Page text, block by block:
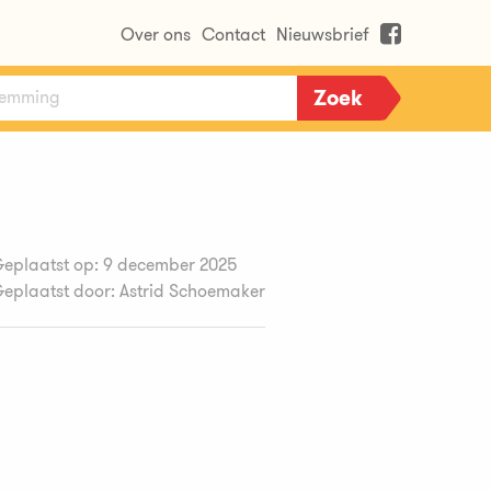
Over ons Contact Nieuwsbrief
op: 9 december 2025
door: Astrid Schoemaker